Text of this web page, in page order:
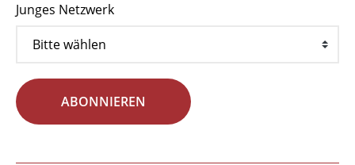
Junges Netzwerk
ABONNIEREN